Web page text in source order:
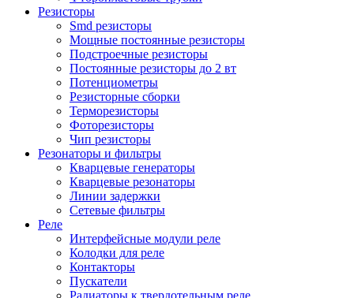
Резисторы
Smd резисторы
Мощные постоянные резисторы
Подстроечные резисторы
Постоянные резисторы до 2 вт
Потенциометры
Резисторные сборки
Терморезисторы
Фоторезисторы
Чип резисторы
Резонаторы и фильтры
Кварцевые генераторы
Кварцевые резонаторы
Линии задержки
Сетевые фильтры
Реле
Интерфейсные модули реле
Колодки для реле
Контакторы
Пускатели
Радиаторы к твердотельным реле